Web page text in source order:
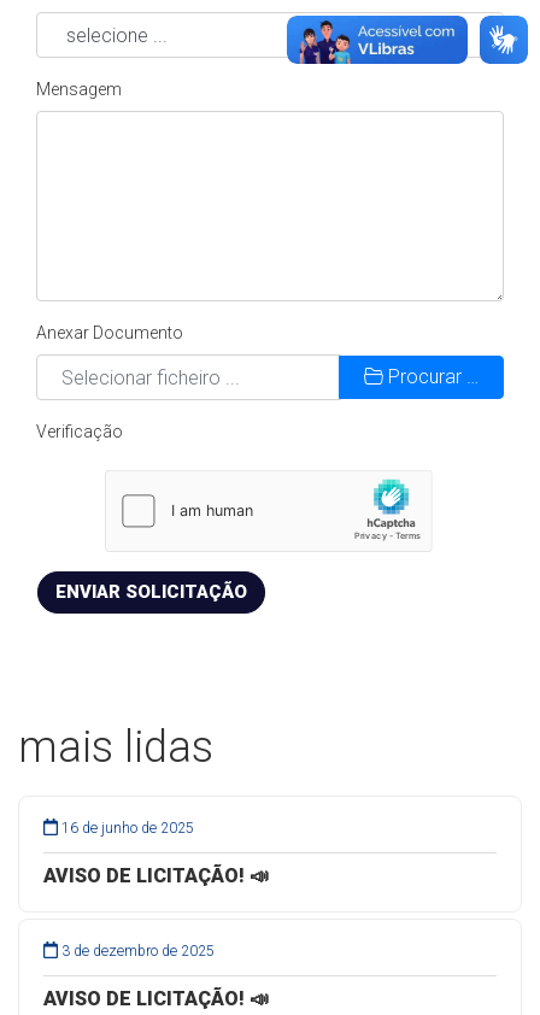
Mensagem
Anexar Documento
Procurar …
Verificação
ENVIAR SOLICITAÇÃO
mais lidas
16 de junho de 2025
AVISO DE LICITAÇÃO! 📣
3 de dezembro de 2025
AVISO DE LICITAÇÃO! 📣